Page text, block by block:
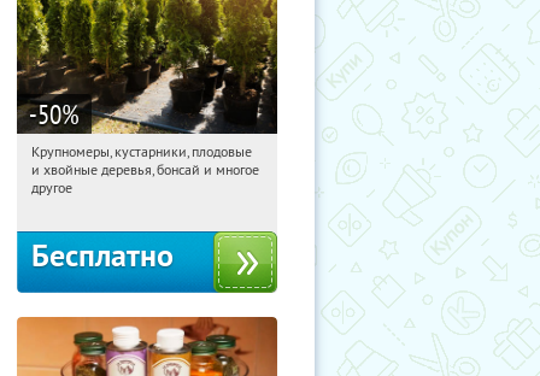
-50%
06:32:33 Получили:28
Москва, Рябиновая улица, 17
Крупномеры, кустарники, плодовые
и хвойные деревья, бонсай и многое
другое
Бесплатно